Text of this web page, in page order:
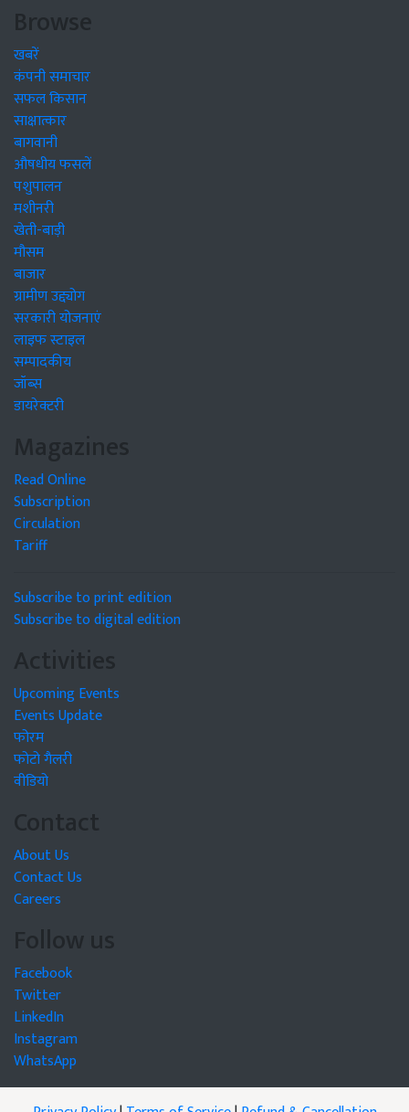
Browse
खबरें
कंपनी समाचार
सफल किसान
साक्षात्कार
बागवानी
औषधीय फसलें
पशुपालन
मशीनरी
खेती-बाड़ी
मौसम
बाजार
ग्रामीण उद्द्योग
सरकारी योजनाएं
लाइफ स्टाइल
सम्पादकीय
जॉब्स
डायरेक्टरी
Magazines
Read Online
Subscription
Circulation
Tariff
Subscribe to print edition
Subscribe to digital edition
Activities
Upcoming Events
Events Update
फोरम
फोटो गैलरी
वीडियो
Contact
About Us
Contact Us
Careers
Follow us
Facebook
Twitter
LinkedIn
Instagram
WhatsApp